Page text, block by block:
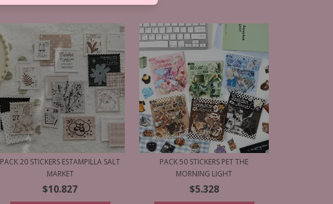
PACK 20 STICKERS ESTAMPILLA SALT
MARKET
$10.827
PACK 50 STICKERS PET THE
MORNING LIGHT
$5.328